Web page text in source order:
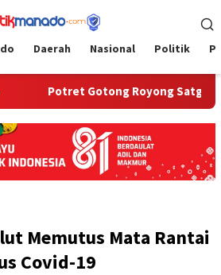
Daerah Nasional Politik
Potret Gotong Royong Satgas
Memutus Mata Rantai
Covid-19